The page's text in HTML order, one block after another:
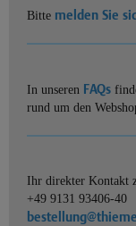
Bitte melden Sie
In unseren FAQs
rund um den
Ihr direkter Kontakt
+49 9131 93406-40